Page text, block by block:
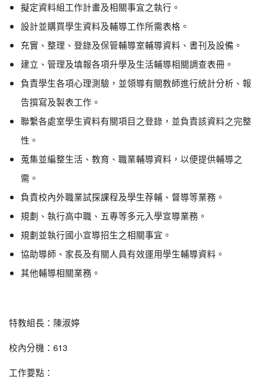
擬定資料組工作計畫及相關事宜之執行。
設計並購買學生資料及輔導工作所需表格。
充實、整理、登錄及保管輔導室輔導資料、書刊及設備。
建立、管理及填報各項升學及生活輔導相關調查表冊。
負責學生各項心理測驗，並領導有關教師進行統計分析、報
告撰寫及製表工作。
聯繫各處室學生資料有關項目之登錄，並負責該資料之完整
性。
蒐集並編整生活、教育、職業輔導資料，以便提供輔導之
需。
負責校內外職業試探課程及學生荐輔、督導等業務。
規劃、執行高中職、五專等多元入學宣導業務。
規劃並執行國小宣導招生之相關事宜。
協助導師、家長及有關人員有效運用學生輔導資料。
其他輔導相關業務。
特教組長：陳淑婷
校內分機：613
工作要點：